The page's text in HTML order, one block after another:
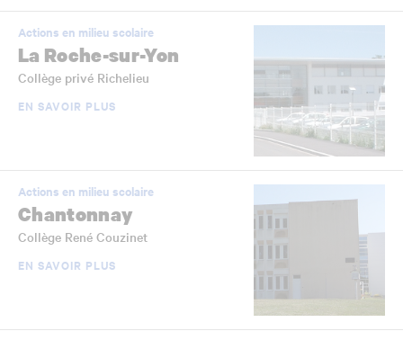
Actions en milieu scolaire
La Roche-sur-Yon
Collège privé Richelieu
EN SAVOIR PLUS
Actions en milieu scolaire
Chantonnay
Collège René Couzinet
EN SAVOIR PLUS